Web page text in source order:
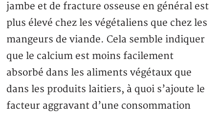
jambe et de fracture osseuse en général est
plus élevé chez les végétaliens que chez les
mangeurs de viande. Cela semble indiquer
que le calcium est moins facilement
absorbé dans les aliments végétaux que
dans les produits laitiers, à quoi s’ajoute le
facteur aggravant d’une consommation